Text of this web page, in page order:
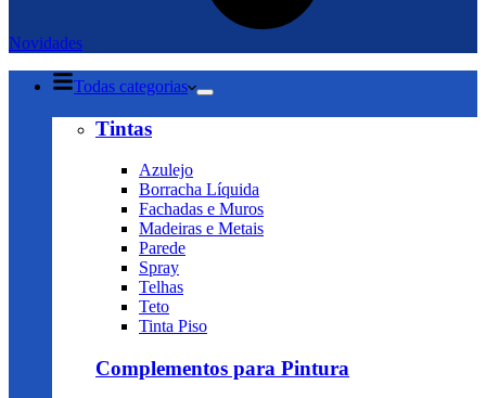
Novidades
Todas categorias
Tintas
Azulejo
Borracha Líquida
Fachadas e Muros
Madeiras e Metais
Parede
Spray
Telhas
Teto
Tinta Piso
Complementos para Pintura